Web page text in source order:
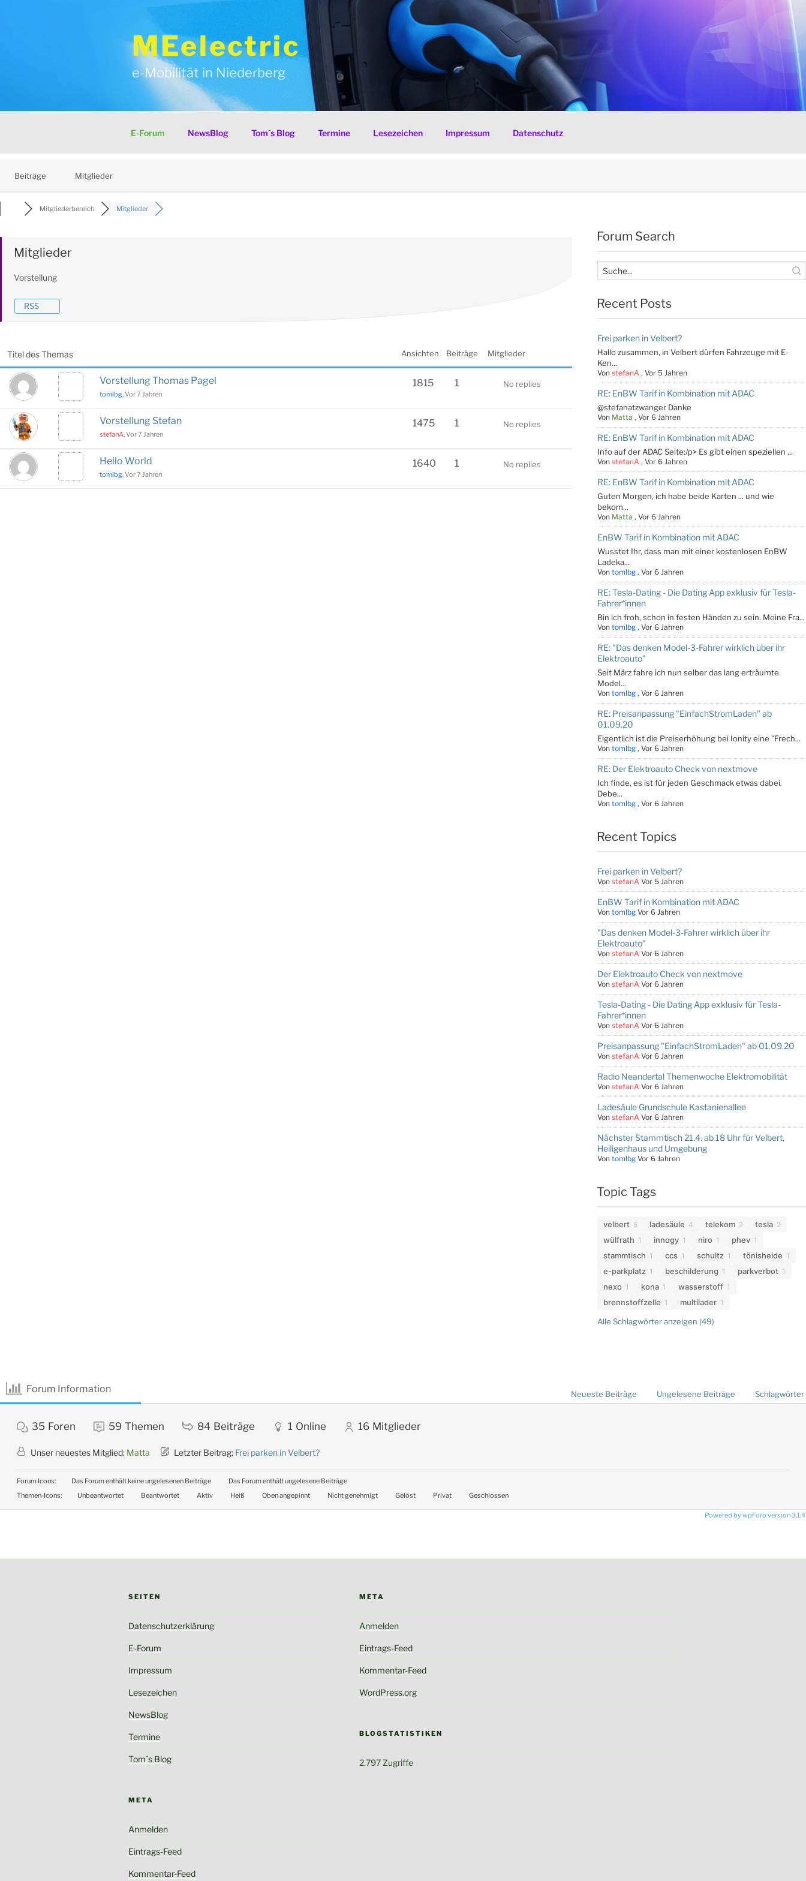
MEelectric
e-Mobilität in Niederberg
E-Forum NewsBlog Tom´s Blog Termine Lesezeichen Impressum Datenschutz
Beiträge Mitglieder
Mitgliederbereich Mitglieder
Mitglieder
Vorstellung
RSS
Titel des Themas Ansichten Beiträge Mitglieder
Vorstellung Thomas Pagel
tomlbg, Vor 7 Jahren
1815 1 No replies
Vorstellung Stefan
stefanA, Vor 7 Jahren
1475 1 No replies
Hello World
tomlbg, Vor 7 Jahren
1640 1 No replies
Forum Search
Recent Posts
Frei parken in Velbert?
Hallo zusammen, in Velbert dürfen Fahrzeuge mit E-
Ken...
Von stefanA , Vor 5 Jahren
RE: EnBW Tarif in Kombination mit ADAC
@stefanatzwanger Danke
Von Matta , Vor 6 Jahren
RE: EnBW Tarif in Kombination mit ADAC
Info auf der ADAC Seite:/p> Es gibt einen speziellen ...
Von stefanA , Vor 6 Jahren
RE: EnBW Tarif in Kombination mit ADAC
Guten Morgen, ich habe beide Karten ... und wie
bekom...
Von Matta , Vor 6 Jahren
EnBW Tarif in Kombination mit ADAC
Wusstet Ihr, dass man mit einer kostenlosen EnBW
Ladeka...
Von tomlbg, Vor 6 Jahren
RE: Tesla-Dating - Die Dating App exklusiv für Tesla-
Fahrer*innen
Bin ich froh, schon in festen Händen zu sein. Meine Fra...
Von tomlbg, Vor 6 Jahren
RE: "Das denken Model-3-Fahrer wirklich über ihr
Elektroauto"
Seit März fahre ich nun selber das lang erträumte
Model...
Von tomlbg, Vor 6 Jahren
RE: Preisanpassung "EinfachStromLaden" ab
01.09.20
Eigentlich ist die Preiserhöhung bei Ionity eine "Frech...
Von tomlbg, Vor 6 Jahren
RE: Der Elektroauto Check von nextmove
Ich finde, es ist für jeden Geschmack etwas dabei.
Debe...
Von tomlbg, Vor 6 Jahren
Recent Topics
Frei parken in Velbert?
Von stefanA Vor 5 Jahren
EnBW Tarif in Kombination mit ADAC
Von tomlbg Vor 6 Jahren
"Das denken Model-3-Fahrer wirklich über ihr
Elektroauto"
Von stefanA Vor 6 Jahren
Der Elektroauto Check von nextmove
Von stefanA Vor 6 Jahren
Tesla-Dating - Die Dating App exklusiv für Tesla-
Fahrer*innen
Von stefanA Vor 6 Jahren
Preisanpassung "EinfachStromLaden" ab 01.09.20
Von stefanA Vor 6 Jahren
Radio Neandertal Themenwoche Elektromobilität
Von stefanA Vor 6 Jahren
Ladesäule Grundschule Kastanienallee
Von stefanA Vor 6 Jahren
Nächster Stammtisch 21.4. ab 18 Uhr für Velbert,
Heiligenhaus und Umgebung
Von tomlbg Vor 6 Jahren
Topic Tags
velbert 6 ladesäule 4 telekom 2 tesla 2
wülfrath 1 innogy 1 niro 1 phev 1
stammtisch 1 ccs 1 schultz 1 tönisheide 1
e-parkplatz 1 beschilderung 1 parkverbot 1
nexo 1 kona 1 wasserstoff 1
brennstoffzelle 1 multilader 1
Alle Schlagwörter anzeigen (49)
Forum Information Neueste Beiträge Ungelesene Beiträge Schlagwörter
35 Foren 59 Themen 84 Beiträge 1 Online 16 Mitglieder
Unser neuestes Mitglied: Matta Letzter Beitrag: Frei parken in Velbert?
Forum Icons: Das Forum enthält keine ungelesenen Beiträge
Das Forum enthält ungelesene Beiträge
Themen-Icons:
Unbeantwortet Beantwortet Aktiv Heiß Oben angepinnt Nicht genehmigt Gelöst Privat Geschlossen
Powered by wpForo version 3.1.4
SEITEN
Datenschutzerklärung
E-Forum
Impressum
Lesezeichen
NewsBlog
Termine
Tom´s Blog
META
Anmelden
Eintrags-Feed
Kommentar-Feed
META
Anmelden
Eintrags-Feed
Kommentar-Feed
WordPress.org
BLOGSTATISTIKEN
2.797 Zugriffe